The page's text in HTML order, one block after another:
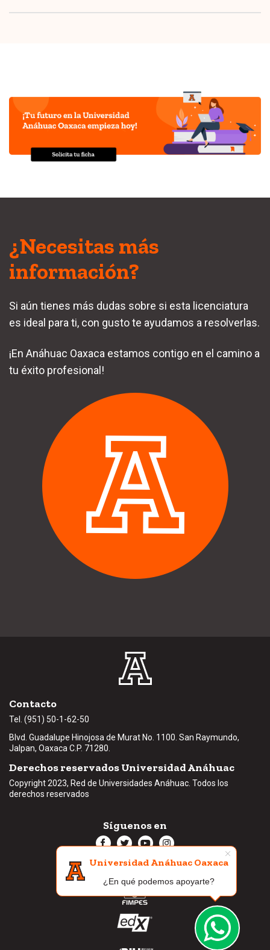
¿Necesitas más
información?
Si aún tienes más dudas sobre si esta licenciatura
es ideal para ti, con gusto te ayudamos a resolverlas.
¡En Anáhuac Oaxaca estamos contigo en el camino a
tu éxito profesional!
Universidad Anáhuac Oaxaca
¿En qué podemos apoyarte?
Contacto
Tel. (951) 50-1-62-50
Blvd. Guadalupe Hinojosa de Murat No. 1100. San Raymundo,
Jalpan, Oaxaca C.P. 71280
Derechos reservados Universidad Anáhuac
Copyright 2023, Red de Universidades Anáhuac. Todos los
derechos reservados
Síguenos en
Aviso de privacidad